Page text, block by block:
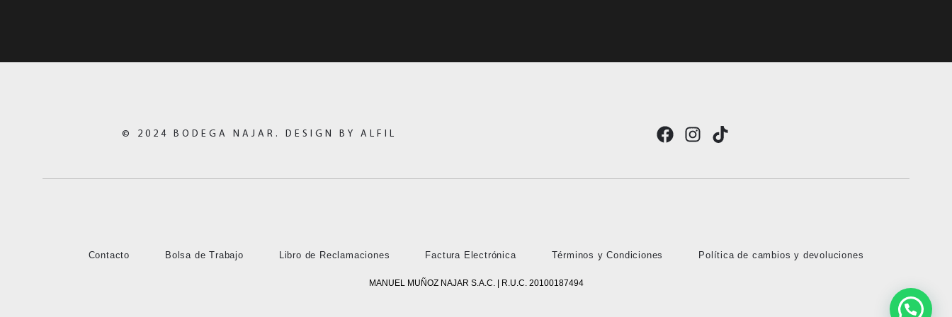
© 2024 BODEGA NAJAR. DESIGN BY ALFIL
Contacto Bolsa de Trabajo Libro de Reclamaciones Factura Electrónica Términos y Condiciones Política de cambios y devoluciones
MANUEL MUÑOZ NAJAR S.A.C. | R.U.C. 20100187494